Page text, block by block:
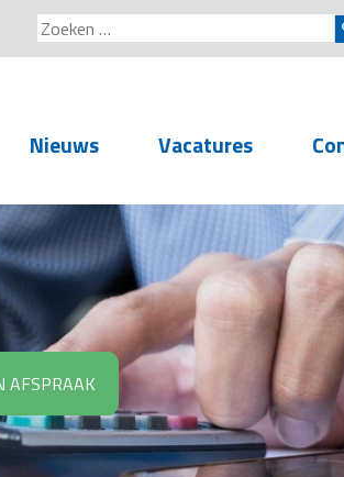
Zoeken
naar:
Nieuws Vacatures
AFSPRAAK